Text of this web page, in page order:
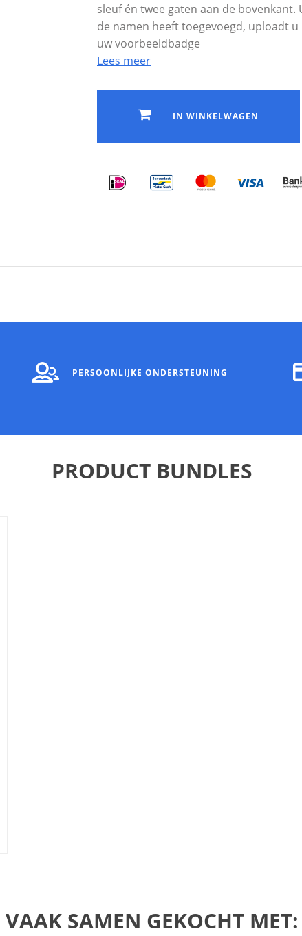
sleuf én twee gaten aan de
de namen heeft toegevoegd, uploadt
uw voorbeeldbadge
Lees meer
IN WINKELWAGEN
PERSOONLIJKE ONDERSTEUNING
PRODUCT BUNDLES
VAAK SAMEN GEKOCHT MET: